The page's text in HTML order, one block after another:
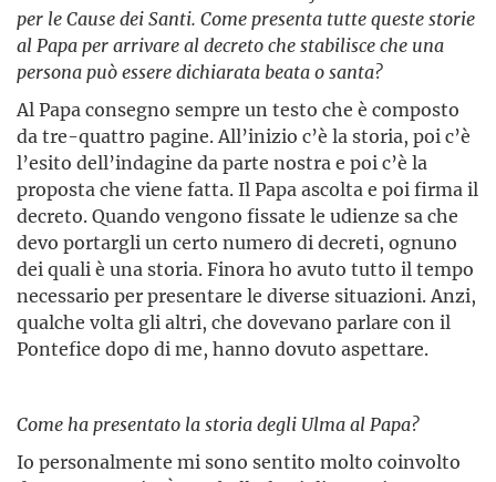
per le Cause dei Santi. Come presenta tutte queste storie
al Papa per arrivare al decreto che stabilisce che una
persona può essere dichiarata beata o santa?
Al Papa consegno sempre un testo che è composto
da tre-quattro pagine. All’inizio c’è la storia, poi c’è
l’esito dell’indagine da parte nostra e poi c’è la
proposta che viene fatta. Il Papa ascolta e poi firma il
decreto. Quando vengono fissate le udienze sa che
devo portargli un certo numero di decreti, ognuno
dei quali è una storia. Finora ho avuto tutto il tempo
necessario per presentare le diverse situazioni. Anzi,
qualche volta gli altri, che dovevano parlare con il
Pontefice dopo di me, hanno dovuto aspettare.
Come ha presentato la storia degli Ulma al Papa?
Io personalmente mi sono sentito molto coinvolto